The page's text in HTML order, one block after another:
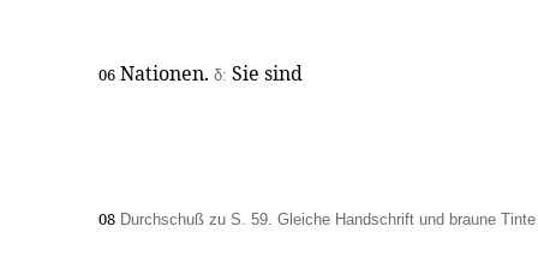
06 Nationen. δ: Sie sind
08 Durchschuß zu S. 59. Gleiche Handschrift und braune